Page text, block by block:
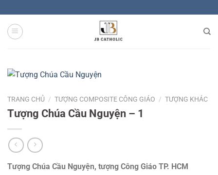
to
content
TRANG CHỦ / TƯỢNG COMPOSITE CÔNG GIÁO / TƯỢNG KHÁC
Tượng Chúa Cầu Nguyện – 1
Tượng Chúa Cầu Nguyện, tượng Công Giáo TP. HCM